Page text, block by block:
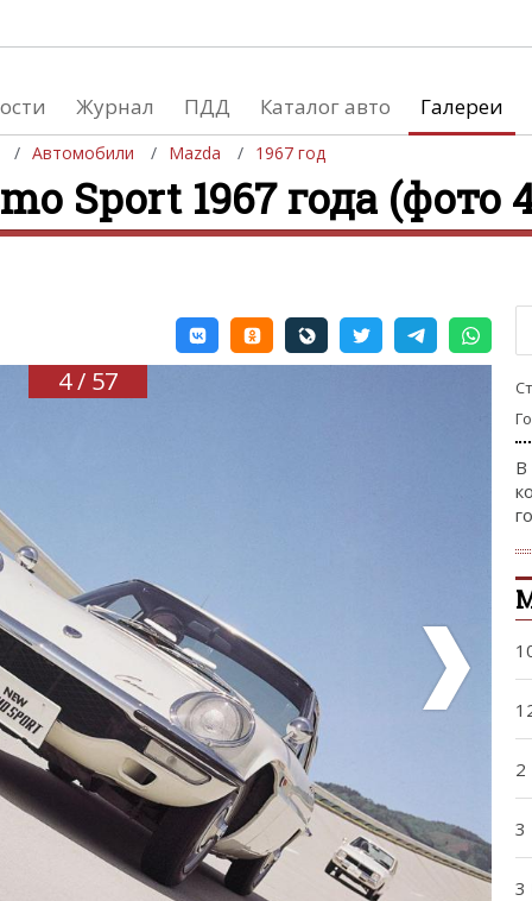
Журнал ПДД Каталог авто Галереи
Автомобили Mazda 1967 год
Sport 1967 года (фото
и автомобили
и мото
Автосалоны
Список мировых автосалонов
4 / 57
В
2
3
3